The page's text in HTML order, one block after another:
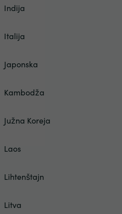
Indija
Italija
Japonska
Kambodža
Južna Koreja
Laos
Lihtenštajn
Litva